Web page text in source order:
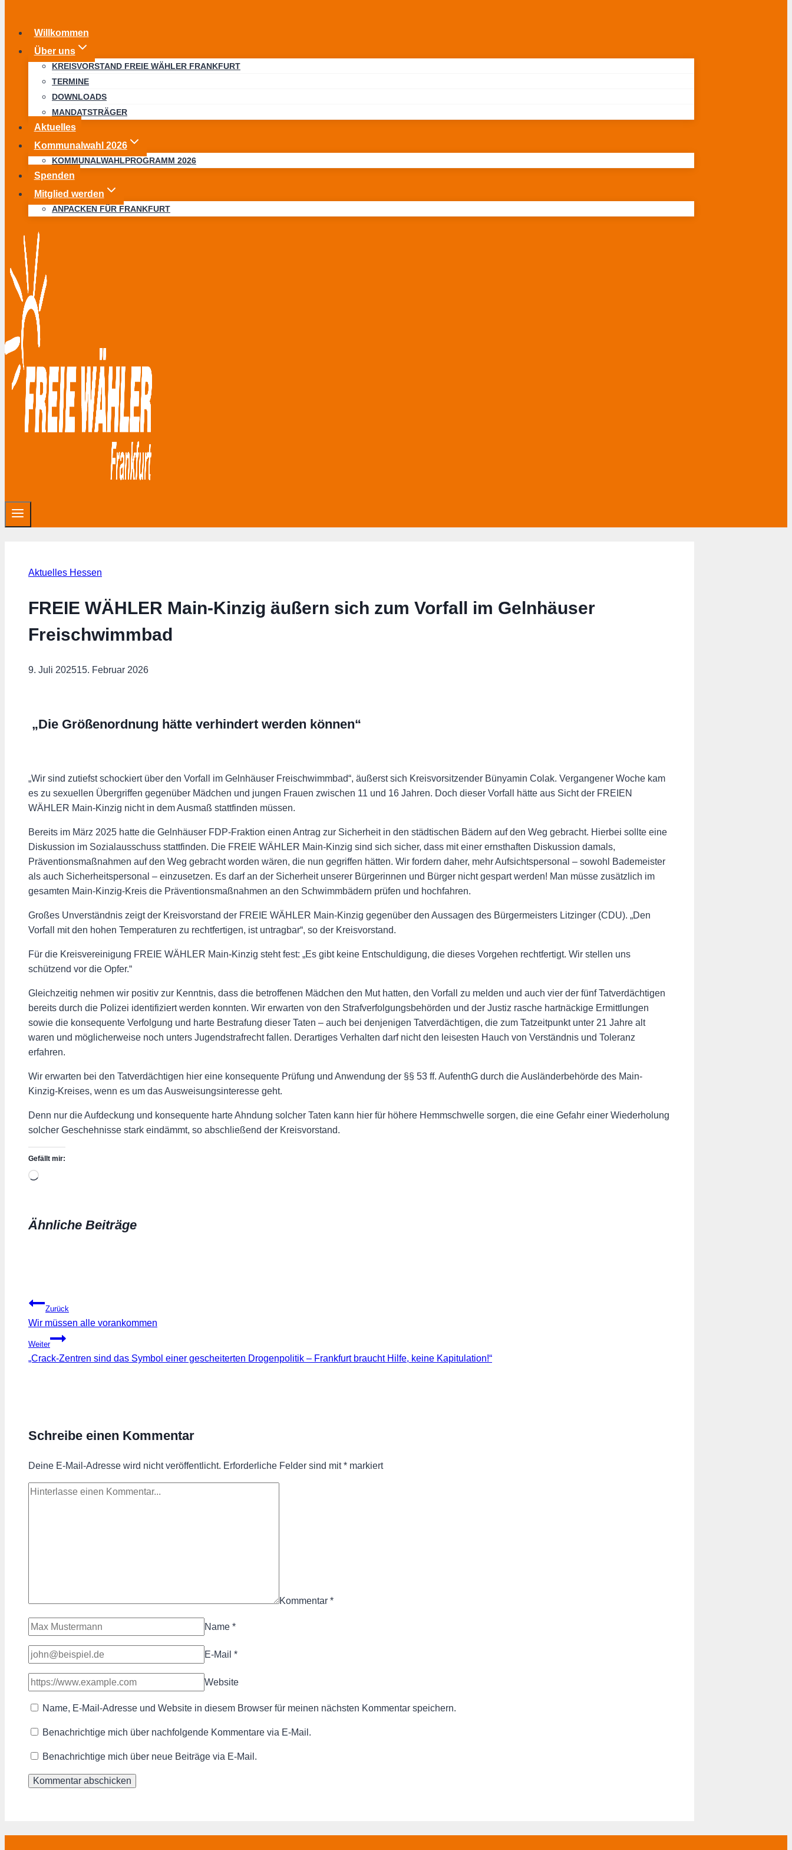
Willkommen
Über uns
KREISVORSTAND FREIE WÄHLER FRANKFURT
TERMINE
DOWNLOADS
MANDATSTRÄGER
Aktuelles
Kommunalwahl 2026
KOMMUNALWAHLPROGRAMM 2026
Spenden
Mitglied werden
ANPACKEN FÜR FRANKFURT
Aktuelles Hessen
FREIE WÄHLER Main-Kinzig äußern sich zum Vorfall im Gelnhäuser
Freischwimmbad
9. Juli 202515. Februar 2026
„Die Größenordnung hätte verhindert werden können“
„Wir sind zutiefst schockiert über den Vorfall im Gelnhäuser Freischwimmbad“, äußerst sich Kreisvorsitzender Bünyamin Colak. Vergangener Woche kam
es zu sexuellen Übergriffen gegenüber Mädchen und jungen Frauen zwischen 11 und 16 Jahren. Doch dieser Vorfall hätte aus Sicht der FREIEN
WÄHLER Main-Kinzig nicht in dem Ausmaß stattfinden müssen.
Bereits im März 2025 hatte die Gelnhäuser FDP-Fraktion einen Antrag zur Sicherheit in den städtischen Bädern auf den Weg gebracht. Hierbei sollte eine
Diskussion im Sozialausschuss stattfinden. Die FREIE WÄHLER Main-Kinzig sind sich sicher, dass mit einer ernsthaften Diskussion damals,
Präventionsmaßnahmen auf den Weg gebracht worden wären, die nun gegriffen hätten. Wir fordern daher, mehr Aufsichtspersonal – sowohl Bademeister
als auch Sicherheitspersonal – einzusetzen. Es darf an der Sicherheit unserer Bürgerinnen und Bürger nicht gespart werden! Man müsse zusätzlich im
gesamten Main-Kinzig-Kreis die Präventionsmaßnahmen an den Schwimmbädern prüfen und hochfahren.
Großes Unverständnis zeigt der Kreisvorstand der FREIE WÄHLER Main-Kinzig gegenüber den Aussagen des Bürgermeisters Litzinger (CDU). „Den
Vorfall mit den hohen Temperaturen zu rechtfertigen, ist untragbar“, so der Kreisvorstand.
Für die Kreisvereinigung FREIE WÄHLER Main-Kinzig steht fest: „Es gibt keine Entschuldigung, die dieses Vorgehen rechtfertigt. Wir stellen uns
schützend vor die Opfer.“
Gleichzeitig nehmen wir positiv zur Kenntnis, dass die betroffenen Mädchen den Mut hatten, den Vorfall zu melden und auch vier der fünf Tatverdächtigen
bereits durch die Polizei identifiziert werden konnten. Wir erwarten von den Strafverfolgungsbehörden und der Justiz rasche hartnäckige Ermittlungen
sowie die konsequente Verfolgung und harte Bestrafung dieser Taten – auch bei denjenigen Tatverdächtigen, die zum Tatzeitpunkt unter 21 Jahre alt
waren und möglicherweise noch unters Jugendstrafrecht fallen. Derartiges Verhalten darf nicht den leisesten Hauch von Verständnis und Toleranz
erfahren.
Wir erwarten bei den Tatverdächtigen hier eine konsequente Prüfung und Anwendung der §§ 53 ff. AufenthG durch die Ausländerbehörde des Main-
Kinzig-Kreises, wenn es um das Ausweisungsinteresse geht.
Denn nur die Aufdeckung und konsequente harte Ahndung solcher Taten kann hier für höhere Hemmschwelle sorgen, die eine Gefahr einer Wiederholung
solcher Geschehnisse stark eindämmt, so abschließend der Kreisvorstand.
Gefällt mir:
Wird
Ähnliche Beiträge
Beitragsnavigation
Zurück
Wir müssen alle vorankommen
Weiter
„Crack-Zentren sind das Symbol einer gescheiterten Drogenpolitik – Frankfurt braucht Hilfe, keine Kapitulation!“
Schreibe einen Kommentar
Deine E-Mail-Adresse wird nicht veröffentlicht. Erforderliche Felder sind mit* markiert
Kommentar *
Name *
E-Mail *
Website
Name, E-Mail-Adresse und Website in diesem Browser für meinen nächsten Kommentar speichern.
Benachrichtige mich über nachfolgende Kommentare via E-Mail.
Benachrichtige mich über neue Beiträge via E-Mail.